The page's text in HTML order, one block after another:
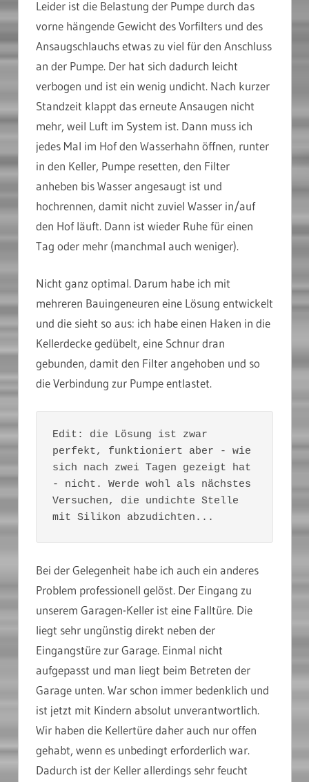
Leider ist die Belastung der Pumpe durch das
vorne hängende Gewicht des Vorfilters und des
Ansaugschlauchs etwas zu viel für den Anschluss
an der Pumpe. Der hat sich dadurch leicht
verbogen und ist ein wenig undicht. Nach kurzer
Standzeit klappt das erneute Ansaugen nicht
mehr, weil Luft im System ist. Dann muss ich
jedes Mal im Hof den Wasserhahn öffnen, runter
in den Keller, Pumpe resetten, den Filter
anheben bis Wasser angesaugt ist und
hochrennen, damit nicht zuviel Wasser in/auf
den Hof läuft. Dann ist wieder Ruhe für einen
Tag oder mehr (manchmal auch weniger).
Nicht ganz optimal. Darum habe ich mit
mehreren Bauingeneuren eine Lösung entwickelt
und die sieht so aus: ich habe einen Haken in die
Kellerdecke gedübelt, eine Schnur dran
gebunden, damit den Filter angehoben und so
die Verbindung zur Pumpe entlastet.
Edit: die Lösung ist zwar
perfekt, funktioniert aber - wie
sich nach zwei Tagen gezeigt hat
- nicht. Werde wohl als nächstes
Versuchen, die undichte Stelle
mit Silikon abzudichten...
Bei der Gelegenheit habe ich auch ein anderes
Problem professionell gelöst. Der Eingang zu
unserem Garagen-Keller ist eine Falltüre. Die
liegt sehr ungünstig direkt neben der
Eingangstüre zur Garage. Einmal nicht
aufgepasst und man liegt beim Betreten der
Garage unten. War schon immer bedenklich und
ist jetzt mit Kindern absolut unverantwortlich.
Wir haben die Kellertüre daher auch nur offen
gehabt, wenn es unbedingt erforderlich war.
Dadurch ist der Keller allerdings sehr feucht